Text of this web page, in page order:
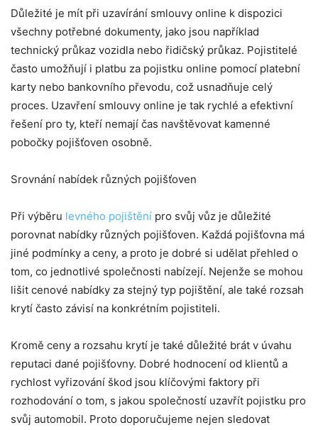
Důležité je mít při uzavírání smlouvy online k dispozici
všechny potřebné dokumenty, jako jsou například
technický průkaz vozidla nebo řidičský průkaz. Pojistitelé
často umožňují i platbu za pojistku online pomocí platební
karty nebo bankovního převodu, což usnadňuje celý
proces. Uzavření smlouvy online je tak rychlé a efektivní
řešení pro ty, kteří nemají čas navštěvovat kamenné
pobočky pojišťoven osobně.
Srovnání nabídek různých pojišťoven
Při výběru levného pojištění pro svůj vůz je důležité
porovnat nabídky různých pojišťoven. Každá pojišťovna má
jiné podmínky a ceny, a proto je dobré si udělat přehled o
tom, co jednotlivé společnosti nabízejí. Nejenže se mohou
lišit cenové nabídky za stejný typ pojištění, ale také rozsah
krytí často závisí na konkrétním pojistiteli.
Kromě ceny a rozsahu krytí je také důležité brát v úvahu
reputaci dané pojišťovny. Dobré hodnocení od klientů a
rychlost vyřizování škod jsou klíčovými faktory při
rozhodování o tom, s jakou společností uzavřít pojistku pro
svůj automobil. Proto doporučujeme nejen sledovat